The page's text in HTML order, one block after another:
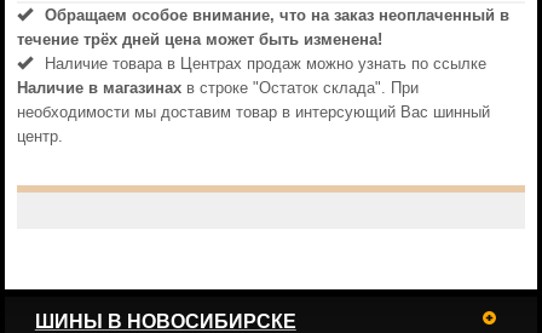
Обращаем особое внимание, что на заказ неоплаченный в
течениe трёх дней цена может быть изменена!
Наличие товара в Центрах продаж можно узнать по ссылке
Наличие в магазинахв строке "Остаток склада". При
необходимости мы доставим товар в интерсующий Вас шинный
центр.
ШИНЫ В НОВОСИБИРСКЕ